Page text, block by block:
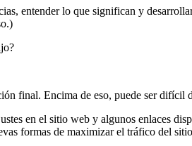
entender lo que significan y
final. Encima de eso, puede ser difícil
en el sitio web y algunos enlaces
formas de maximizar el tráfico del